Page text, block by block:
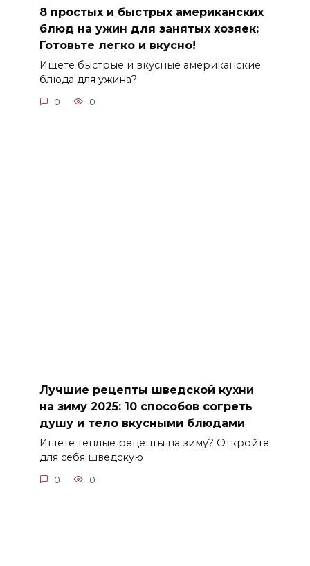
8 простых и быстрых американских
блюд на ужин для занятых хозяек:
Готовьте легко и вкусно!
Ищете быстрые и вкусные американские
блюда для ужина?
0 0
Лучшие рецепты шведской кухни
на зиму 2025: 10 способов согреть
душу и тело вкусными блюдами
Ищете теплые рецепты на зиму? Откройте
для себя шведскую
0 0